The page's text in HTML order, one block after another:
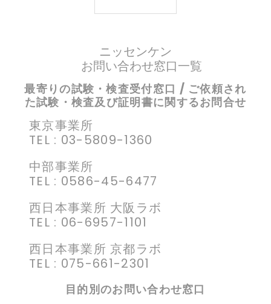
ニッセンケン
お問い合わせ窓口一覧
最寄りの試験・検査受付窓口 / ご依頼され
た試験・検査及び証明書に関するお問合せ
東京事業所
TEL : 03-5809-1360
中部事業所
TEL : 0586-45-6477
西日本事業所 大阪ラボ
TEL : 06-6957-1101
西日本事業所 京都ラボ
TEL : 075-661-2301
目的別のお問い合わせ窓口